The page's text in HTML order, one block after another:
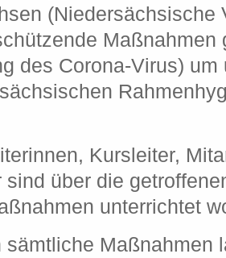
(Niedersächsische
Maßnahmen
des Corona-Virus)
Kursleiter,
sind über die
unterrichtet
sämtliche Maßnahmen